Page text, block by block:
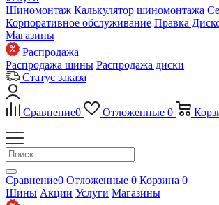
Шиномонтаж Калькулятор шиномонтажа
Корпоративное обслуживание Правка
Магазины
Распродажа
Распродажа шины Распродажа диски
Статус заказа
Сравнение0 Отложенные 0
Сравнение0 Отложенные 0 Корзина 0
Шины Акции Услуги Магазины